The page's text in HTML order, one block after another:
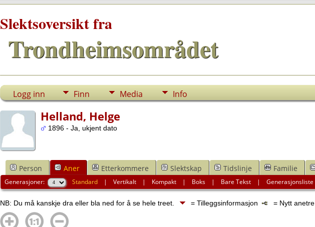
Slektsoversikt fra
Trondheimsområdet
Logg inn Finn Media Info
Helland, Helge
1896 - Ja, ukjent dato
Person Aner Etterkommere Slektskap Tidslinje Familie
Generasjoner: Standard |Vertikalt | Kompakt | Boks | Bare Tekst |Generasjonsliste
NB: Du må kanskje dra eller bla ned for å se hele treet. = Tilleggsinformasjon = Nytt anetre